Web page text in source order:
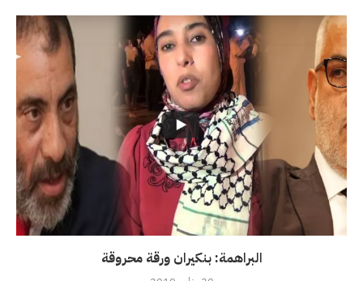
البراهمة: بنكيران ورقة محروقة